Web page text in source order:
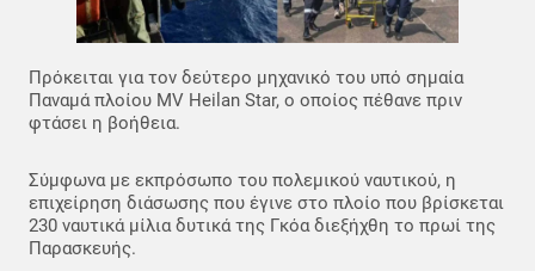
Πρόκειται για τον δεύτερο μηχανικό του υπό σημαία
Παναμά πλοίου MV Heilan Star, ο οποίος πέθανε πριν
φτάσει η βοήθεια.
Σύμφωνα με εκπρόσωπο του πολεμικού ναυτικού, η
επιχείρηση διάσωσης που έγινε στο πλοίο που βρίσκεται
230 ναυτικά μίλια δυτικά της Γκόα διεξήχθη το πρωί της
Παρασκευής.